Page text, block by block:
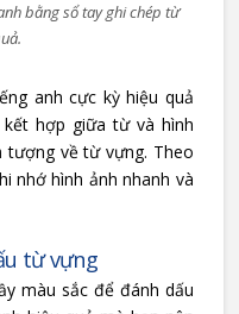
bằng sổ tay ghi chép từ
anh cực kỳ hiệu quả
hợp giữa từ và hình
tượng về từ vựng. Theo
nhớ hình ảnh nhanh và
từ vựng
màu sắc để đánh dấu